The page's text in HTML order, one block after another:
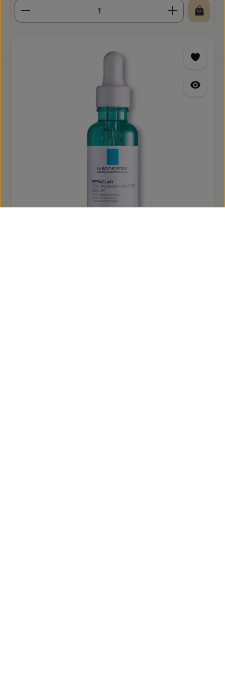
Produkt Anzahl: Gib den gewünschten Wert